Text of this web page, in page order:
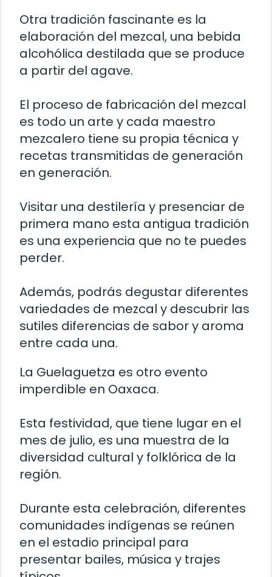
Otra tradición fascinante es la
elaboración del mezcal, una bebida
alcohólica destilada que se produce
a partir del agave.
El proceso de fabricación del mezcal
es todo un arte y cada maestro
mezcalero tiene su propia técnica y
recetas transmitidas de generación
en generación.
Visitar una destilería y presenciar de
primera mano esta antigua tradición
es una experiencia que no te puedes
perder.
Además, podrás degustar diferentes
variedades de mezcal y descubrir las
sutiles diferencias de sabor y aroma
entre cada una.
La Guelaguetza es otro evento
imperdible en Oaxaca.
Esta festividad, que tiene lugar en el
mes de julio, es una muestra de la
diversidad cultural y folklórica de la
región.
Durante esta celebración, diferentes
comunidades indígenas se reúnen
en el estadio principal para
presentar bailes, música y trajes